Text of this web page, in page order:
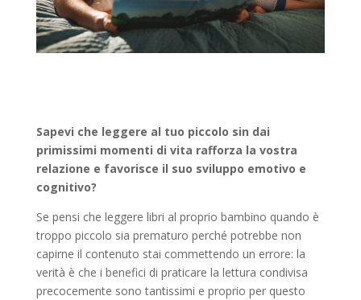
Sapevi che leggere al tuo piccolo sin dai
primissimi momenti di vita rafforza la vostra
relazione e favorisce il suo sviluppo emotivo e
cognitivo?
Se pensi che leggere libri al proprio bambino quando è
troppo piccolo sia prematuro perché potrebbe non
capirne il contenuto stai commettendo un errore: la
verità è che i benefici di praticare la lettura condivisa
precocemente sono tantissimi e proprio per questo